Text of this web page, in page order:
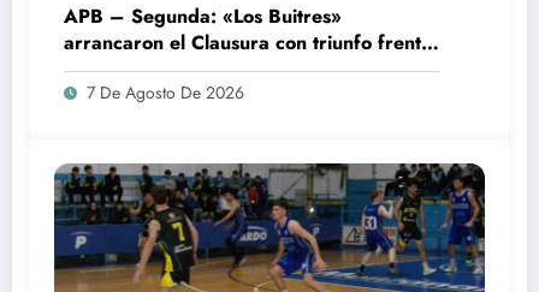
APB – Segunda: «Los Buitres»
arrancaron el Clausura con triunfo frente
a Sp. Rojas
7 De Agosto De 2026